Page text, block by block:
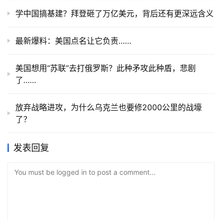
学中国搞基建？拜登砸了万亿美元，背后还有更深远含义
最新爆料：美国点名让它负责……
美国想用“苏联”去打俄罗斯？此种矛攻此种盾，悲剧
了……
放弃战略进攻，为什么乌克兰也要修2000公里的战壕
了？
发表回复
You must be logged in to post a comment...